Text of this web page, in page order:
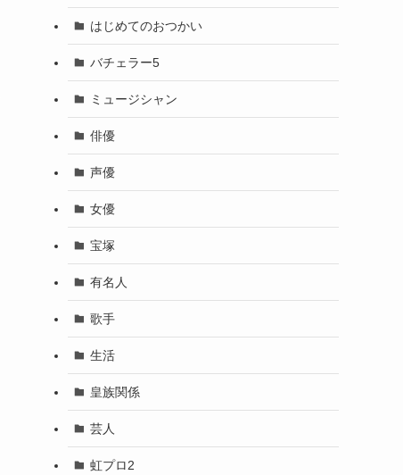
はじめてのおつかい
バチェラー5
ミュージシャン
俳優
声優
女優
宝塚
有名人
歌手
生活
皇族関係
芸人
虹プロ2